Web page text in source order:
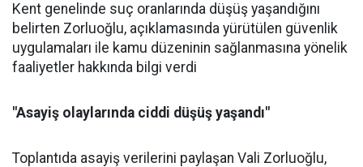
Kent genelinde suç oranlarında düşüş yaşandığını
belirten Zorluoğlu, açıklamasında yürütülen güvenlik
uygulamaları ile kamu düzeninin sağlanmasına yönelik
faaliyetler hakkında bilgi verdi
"Asayiş olaylarında ciddi düşüş yaşandı"
Toplantıda asayiş verilerini paylaşan Vali Zorluoğlu,